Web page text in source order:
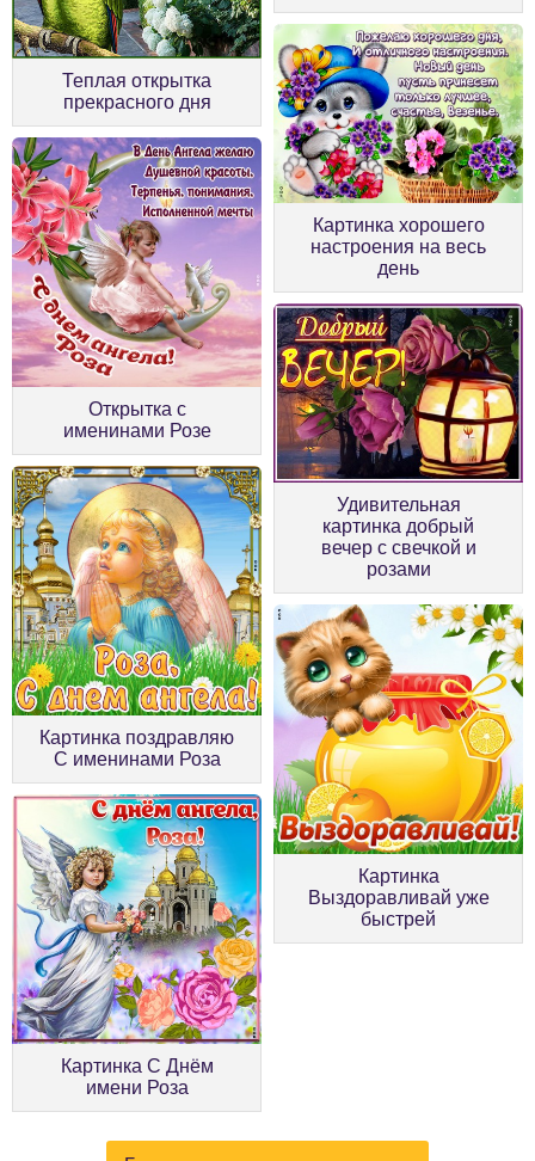
Теплая открытка
прекрасного дня
Открытка с
именинами Розе
Картинка хорошего
настроения на весь
день
Картинка поздравляю
С именинами Роза
Удивительная
картинка добрый
вечер с свечкой и
розами
Картинка С Днём
имени Роза
Картинка
Выздоравливай уже
быстрей